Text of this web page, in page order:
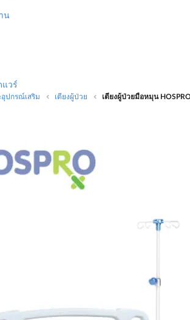
น
แวร์
อุปกรณ์เสริม เตียงผู้ป่วย เตียงผู้ป่วยมือหมุน